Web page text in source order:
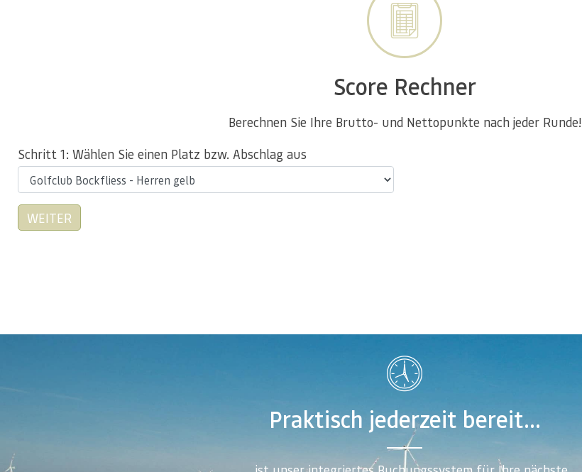
Score Rechner
Berechnen Sie Ihre Brutto- und Nettopunkte nach jeder Runde!
Schritt 1: Wählen Sie einen Platz bzw. Abschlag aus
Praktisch jederzeit bereit...